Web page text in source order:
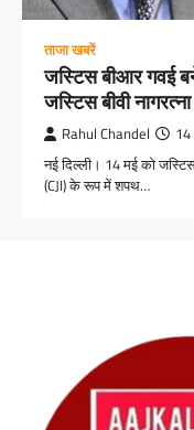
ताजा खबरें
जस्टिस बीआर गवई
जस्टिस बीवी
Rahul Chandel
नई दिल्ली। 14 मई को
(CJI) के रूप में शपथ…